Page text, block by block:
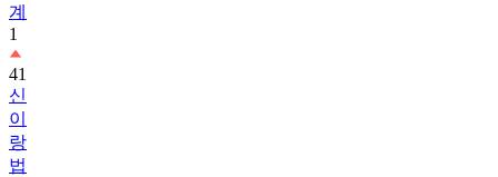
계
1
41
신
이
랑
법